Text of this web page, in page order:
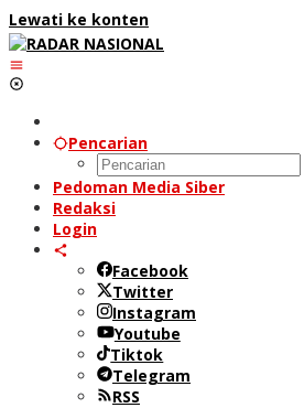
Lewati ke konten
Pencarian
Pedoman Media Siber
Redaksi
Login
Facebook
Twitter
Instagram
Youtube
Tiktok
Telegram
RSS